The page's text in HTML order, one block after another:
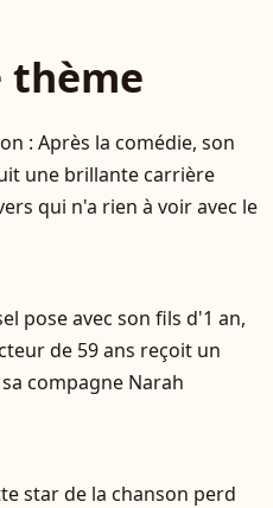
thème
: Après la comédie, son
une brillante carrière
qui n'a rien à voir avec le
pose avec son fils d'1 an,
de 59 ans reçoit un
compagne Narah
star de la chanson perd